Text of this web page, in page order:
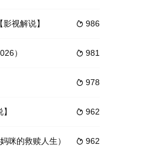
徐光辉在赶往饭店的路上接到一个线
远 饰）。哪知道许丽雯的腹中怀上了
 986
视解说】
 981
）
 978
 962
 962
咪的救赎人生）